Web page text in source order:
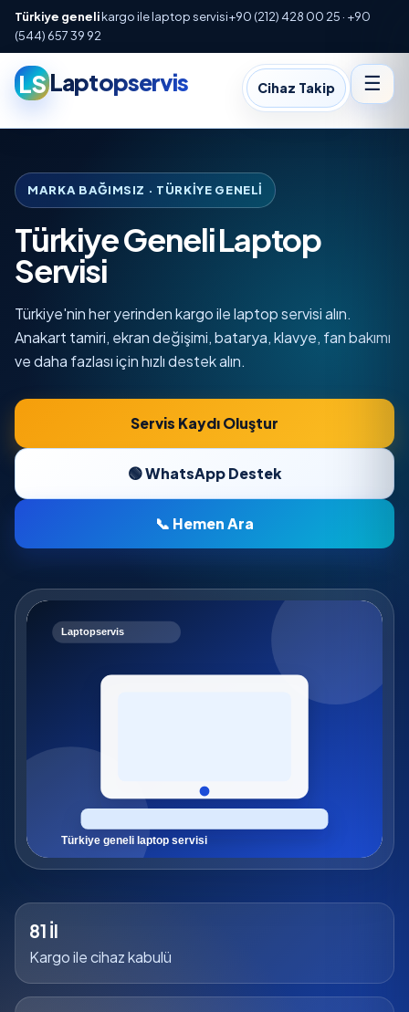
Türkiye genelikargo ile laptop servisi+90 (212) 428 00 25 · +90
(544) 657 39 92
LSLaptopservis Cihaz Takip ☰
MARKA BAĞIMSIZ · TÜRKIYE GENELI
Türkiye Geneli Laptop
Servisi
Türkiye'nin her yerinden kargo ile laptop servisi alın.
Anakart tamiri, ekran değişimi, batarya, klavye, fan bakımı
ve daha fazlası için hızlı destek alın.
Servis Kaydı Oluştur
🟢 WhatsApp Destek
📞 Hemen Ara
81 İl
Kargo ile cihaz kabulü